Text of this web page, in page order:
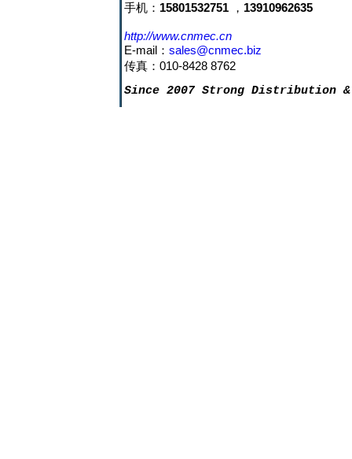
手机： 15801532751 ， 13910962635
http://www.cnmec.cn
E-mail： sales@cnmec.biz
传真：010-8428 8762
Since 2007 Strong Distribution